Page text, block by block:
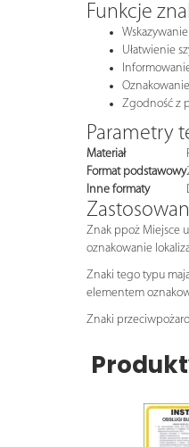
Funkcje
Ułatwienie
Zgodność z
Parametry
Materiał
Format podstawowy
Inne formaty
Znak ppoż Miejsce
oznakowanie
Znaki tego typu
elementem
Znaki